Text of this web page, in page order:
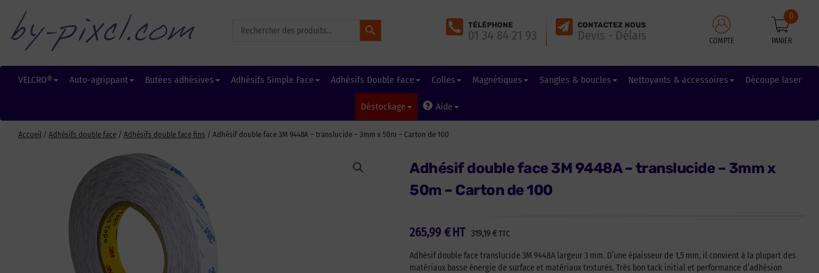
for:
Search Button
TÉLÉPHONE
01 34 84 21 93
CONTACTEZ NOUS
Devis - Délais COMPTE PANIER
0
VELCRO® Auto-agrippant Butées adhésives Adhésifs Simple Face Adhésifs Double Face Colles Magnétiques Sangles & boucles Nettoyants & accessoires Découpe laser
Déstockage Aide
Accueil / Adhésifs double face / Adhésifs double face fins / Adhésif double face 3M 9448A – translucide – 3mm x 50m – Carton de 100
Adhésif double face 3M 9448A – translucide – 3mm x
50m – Carton de 100
265,99 € 319,19€ TTC
HT
Adhésif double face translucide 3M 9448A largeur 3 mm. D’une épaisseur de 1,5 mm, il convient à la plupart des
matériaux basse énergie de surface et matériaux texturés. Très bon tack initial et performance d’adhésion